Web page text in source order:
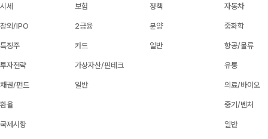
시세
장외/IPO
특징주
투자전략
채권/펀드
환율
국제시황
보험
2금융
카드
가상자산/핀테크
일반
정책
분양
일반
자동차
중화학
항공/물류
유통
의료/바이오
중기/벤처
일반